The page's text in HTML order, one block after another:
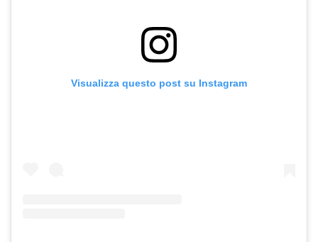
Visualizza questo post su Instagram